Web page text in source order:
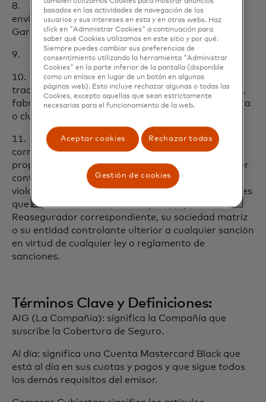
8. cualquier promesa en tiempos de entrega o
envío, ya sea o no declarado o cubierto por la
Garantía del fabricante;
9. cualquier artículo personalizado, único o raro;
10. tarjetas co-branded con minoristas
tradicionales o en línea, distribuidores, mayoristas,
fabricantes de productos, grupos/clubes de compra
o clubes de membrecía.
11. AIG (La Compañía) y / o Reasegurador
correspondiente, no será responsable de
proporcionar cualquier cobertura o hacer cualquier
continuación de pago si el hacerlo implica estar en
violación de cualquier ley o reglamento de sanciones
que expondría a AIG (La Compañía) y / o
Reasegurador correspondiente, su sociedad matriz
o su entidad controlante ulterior a cualquier sanción
en virtud de cualquier ley o reglamento de
sanciones.
Términos Clave y Definiciones:
AIG (La Compañía): significa la Compañía que
suscribe la Cobertura de Seguro.
Al día: significa una Cuenta Mastercard Black que
está al día en sus cuotas y pagos y que sigue todos
los demás requisitos del emisor.
basados ​​en las actividades de navegación de los
usuarios y sus intereses en esta y en otras webs. Haz
click en "Administrar Cookies" a continuación para
saber qué Cookies utilizamos en este sitio y por qué.
Siempre puedes cambiar sus preferencias de
consentimiento utilizando la herramienta "Administrar
Cookies" en la parte inferior de la pantalla (disponible
como un enlace en lugar de un botón en algunas
páginas web). Esto incluye rechazar algunas o todas las
Cookies, excepto aquellas que sean estrictamente
necesarias para el funcionamiento de la web.
Aceptar cookies Rechazar todas
Gestión de cookies